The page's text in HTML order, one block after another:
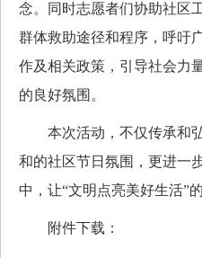
念。同时志愿者们协助社区
群体救助途径和程序，呼吁
作及相关政策，引导社会力
的良好氛围。
本次活动，不仅传承和弘
和的社区节日氛围，更进一
中，让“文明点亮美好生活”
附件下载：